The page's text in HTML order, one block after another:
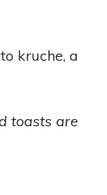
kruche, a
toasts are